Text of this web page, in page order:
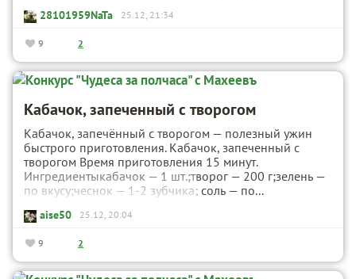
28101959NaTa 25.12, 21:34
9 2
Кабачок, запеченный с творогом
Кабачок, запечённый с творогом — полезный ужин
быстрого приготовления. Кабачок, запеченный с
творогом Время приготовления 15 минут.
Ингредиентыкабачок — 1 шт.;творог — 200 г;зелень —
по вкусу;чеснок — 1-2 зубчика; соль — по...
aise50 25.12, 20:04
9 2